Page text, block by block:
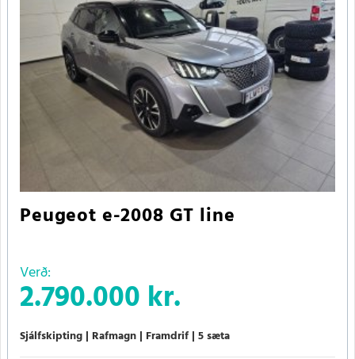
Peugeot e-2008 GT line
Verð:
2.790.000 kr.
Sjálfskipting Rafmagn Framdrif 5 sæta